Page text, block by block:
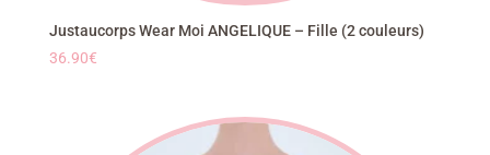
Justaucorps Wear Moi ANGELIQUE – Fille (2 couleurs)
36.90€